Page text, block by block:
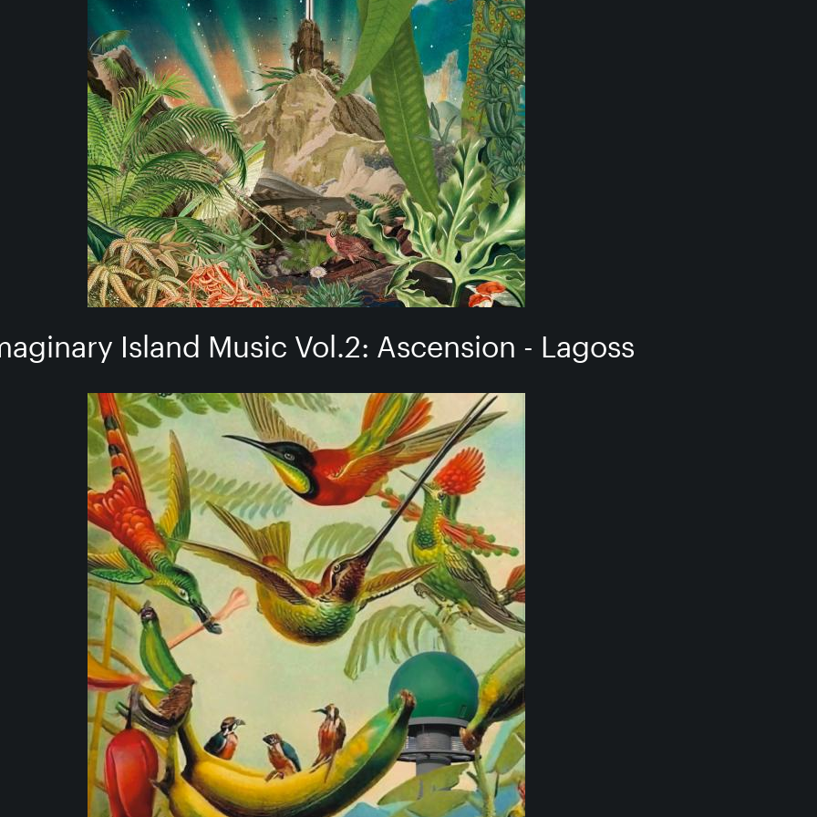
Island Music Vol​.​2: Ascension - Lagoss